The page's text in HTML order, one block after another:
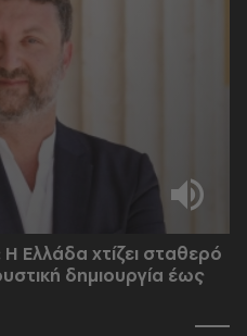
Ελλάδα χτίζει σταθερό
δημιουργία έως